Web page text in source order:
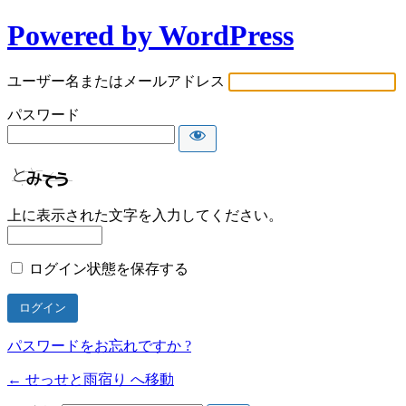
Powered by WordPress
ユーザー名またはメールアドレス
パスワード
上に表示された文字を入力してください。
ログイン状態を保存する
パスワードをお忘れですか ?
← せっせと雨宿り へ移動